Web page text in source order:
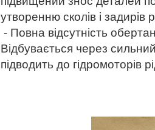
утворенню сколів і задирів
- Повна відсутність
Відбувається через
підводить до гідромоторів